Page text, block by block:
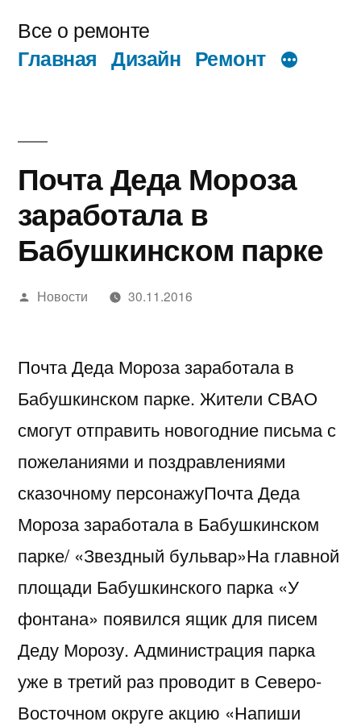
содержимому
Все о ремонте
Главная Дизайн Ремонт
Почта Деда Мороза
заработала в
Бабушкинском парке
Написано
Новости 30.11.2016
Почта Деда Мороза заработала в
Бабушкинском парке. Жители СВАО
смогут отправить новогодние письма с
пожеланиями и поздравлениями
сказочному персонажуПочта Деда
Мороза заработала в Бабушкинском
парке/ «Звездный бульвар»На главной
площади Бабушкинского парка «У
фонтана» появился ящик для писем
Деду Морозу. Администрация парка
уже в третий раз проводит в Северо-
Восточном округе акцию «Напиши